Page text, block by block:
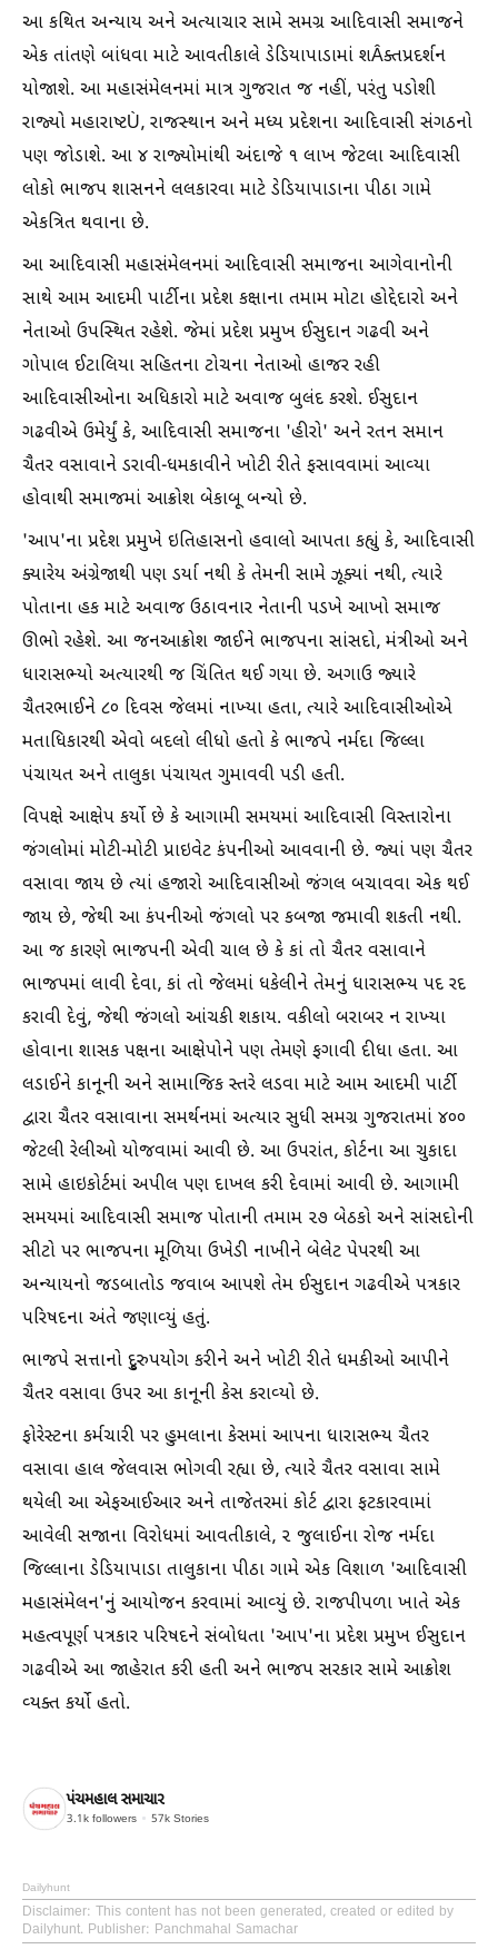
આ કથિત અન્યાય અને અત્યાચાર સામે સમગ્ર આદિવાસી સમાજને
એક તાંતણે બાંધવા માટે આવતીકાલે ડેડિયાપાડામાં શÂક્તપ્રદર્શન
યોજાશે. આ મહાસંમેલનમાં માત્ર ગુજરાત જ નહીં, પરંતુ પડોશી
રાજ્યો મહારાષ્ટÙ, રાજસ્થાન અને મધ્ય પ્રદેશના આદિવાસી સંગઠનો
પણ જોડાશે. આ ૪ રાજ્યોમાંથી અંદાજે ૧ લાખ જેટલા આદિવાસી
લોકો ભાજપ શાસનને લલકારવા માટે ડેડિયાપાડાના પીઠા ગામે
એકત્રિત થવાના છે.
આ આદિવાસી મહાસંમેલનમાં આદિવાસી સમાજના આગેવાનોની
સાથે આમ આદમી પાર્ટીના પ્રદેશ કક્ષાના તમામ મોટા હોદ્દેદારો અને
નેતાઓ ઉપસ્થિત રહેશે. જેમાં પ્રદેશ પ્રમુખ ઈસુદાન ગઢવી અને
ગોપાલ ઈટાલિયા સહિતના ટોચના નેતાઓ હાજર રહી
આદિવાસીઓના અધિકારો માટે અવાજ બુલંદ કરશે. ઈસુદાન
ગઢવીએ ઉમેર્યું કે, આદિવાસી સમાજના 'હીરો' અને રતન સમાન
ચૈતર વસાવાને ડરાવી-ધમકાવીને ખોટી રીતે ફસાવવામાં આવ્યા
હોવાથી સમાજમાં આક્રોશ બેકાબૂ બન્યો છે.
'આપ'ના પ્રદેશ પ્રમુખે ઇતિહાસનો હવાલો આપતા કહ્યું કે, આદિવાસી
ક્યારેય અંગ્રેજાથી પણ ડર્યા નથી કે તેમની સામે ઝૂક્યાં નથી, ત્યારે
પોતાના હક માટે અવાજ ઉઠાવનાર નેતાની પડખે આખો સમાજ
ઊભો રહેશે. આ જનઆક્રોશ જાઈને ભાજપના સાંસદો, મંત્રીઓ અને
ધારાસભ્યો અત્યારથી જ ચિંતિત થઈ ગયા છે. અગાઉ જ્યારે
ચૈતરભાઈને ૮૦ દિવસ જેલમાં નાખ્યા હતા, ત્યારે આદિવાસીઓએ
મતાધિકારથી એવો બદલો લીધો હતો કે ભાજપે નર્મદા જિલ્લા
પંચાયત અને તાલુકા પંચાયત ગુમાવવી પડી હતી.
વિપક્ષે આક્ષેપ કર્યો છે કે આગામી સમયમાં આદિવાસી વિસ્તારોના
જંગલોમાં મોટી-મોટી પ્રાઇવેટ કંપનીઓ આવવાની છે. જ્યાં પણ ચૈતર
વસાવા જાય છે ત્યાં હજારો આદિવાસીઓ જંગલ બચાવવા એક થઈ
જાય છે, જેથી આ કંપનીઓ જંગલો પર કબજા જમાવી શકતી નથી.
આ જ કારણે ભાજપની એવી ચાલ છે કે કાં તો ચૈતર વસાવાને
ભાજપમાં લાવી દેવા, કાં તો જેલમાં ધકેલીને તેમનું ધારાસભ્ય પદ રદ
કરાવી દેવું, જેથી જંગલો આંચકી શકાય. વકીલો બરાબર ન રાખ્યા
હોવાના શાસક પક્ષના આક્ષેપોને પણ તેમણે ફગાવી દીધા હતા. આ
લડાઈને કાનૂની અને સામાજિક સ્તરે લડવા માટે આમ આદમી પાર્ટી
દ્વારા ચૈતર વસાવાના સમર્થનમાં અત્યાર સુધી સમગ્ર ગુજરાતમાં ૪૦૦
જેટલી રેલીઓ યોજવામાં આવી છે. આ ઉપરાંત, કોર્ટના આ ચુકાદા
સામે હાઇકોર્ટમાં અપીલ પણ દાખલ કરી દેવામાં આવી છે. આગામી
સમયમાં આદિવાસી સમાજ પોતાની તમામ ૨૭ બેઠકો અને સાંસદોની
સીટો પર ભાજપના મૂળિયા ઉખેડી નાખીને બેલેટ પેપરથી આ
અન્યાયનો જડબાતોડ જવાબ આપશે તેમ ઈસુદાન ગઢવીએ પત્રકાર
પરિષદના અંતે જણાવ્યું હતું.
ભાજપે સત્તાનો દૃુરુપયોગ કરીને અને ખોટી રીતે ધમકીઓ આપીને
ચૈતર વસાવા ઉપર આ કાનૂની કેસ કરાવ્યો છે.
ફોરેસ્ટના કર્મચારી પર હુમલાના કેસમાં આપના ધારાસભ્ય ચૈતર
વસાવા હાલ જેલવાસ ભોગવી રહ્યા છે, ત્યારે ચૈતર વસાવા સામે
થયેલી આ એફઆઈઆર અને તાજેતરમાં કોર્ટ દ્વારા ફટકારવામાં
આવેલી સજાના વિરોધમાં આવતીકાલે, ૨ જુલાઈના રોજ નર્મદા
જિલ્લાના ડેડિયાપાડા તાલુકાના પીઠા ગામે એક વિશાળ 'આદિવાસી
મહાસંમેલન'નું આયોજન કરવામાં આવ્યું છે. રાજપીપળા ખાતે એક
મહત્વપૂર્ણ પત્રકાર પરિષદને સંબોધતા 'આપ'ના પ્રદેશ પ્રમુખ ઈસુદાન
ગઢવીએ આ જાહેરાત કરી હતી અને ભાજપ સરકાર સામે આક્રોશ
વ્યક્ત કર્યો હતો.
પંચમહાલ સમાચાર
3.1k followers 57k Stories
Dailyhunt
Disclaimer: This content has not been generated, created or edited by
Dailyhunt. Publisher: Panchmahal Samachar